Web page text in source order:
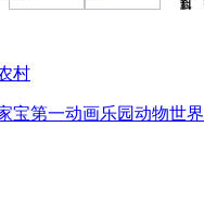
村
宝第一动画乐园动物世界